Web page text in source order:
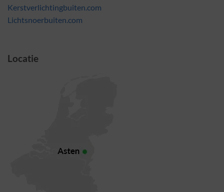
Kerstverlichtingbuiten.com
Lichtsnoerbuiten.com
Locatie